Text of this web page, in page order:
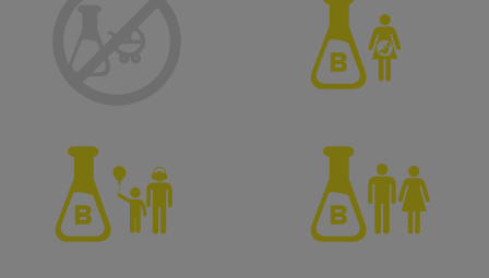
Complément
alimentaire
bouteille
Petit électroménager -
Matelas
Mutuelle